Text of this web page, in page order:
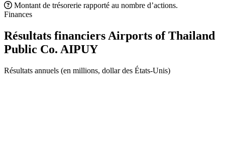
Montant de trésorerie rapporté au nombre d’actions.
Finances
Résultats financiers Airports of Thailand
Public Co. AIPUY
Résultats annuels (en millions, dollar des États-Unis)